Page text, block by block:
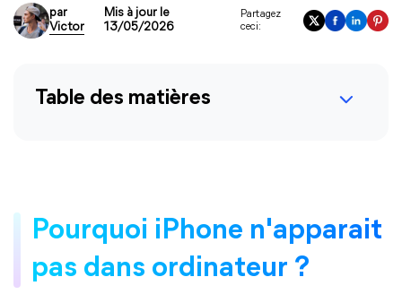
par
Victor
Mis à jour le
13/05/2026
Partagez
ceci:
Table des matières
Pourquoi iPhone n'apparait
pas dans ordinateur ?